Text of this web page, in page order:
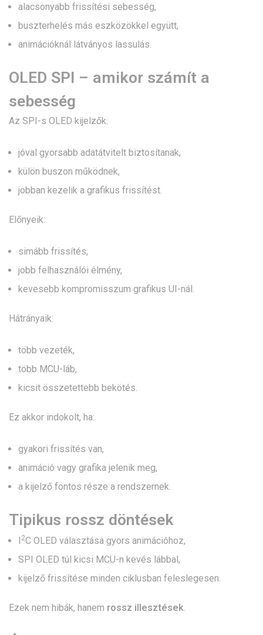
alacsonyabb frissítési sebesség,
buszterhelés más eszközökkel együtt,
animációknál látványos lassulás.
OLED SPI – amikor számít a
sebesség
Az SPI-s OLED kijelzők:
jóval gyorsabb adatátvitelt biztosítanak,
külön buszon működnek,
jobban kezelik a grafikus frissítést.
Előnyeik:
simább frissítés,
jobb felhasználói élmény,
kevesebb kompromisszum grafikus UI-nál.
Hátrányaik:
több vezeték,
több MCU-láb,
kicsit összetettebb bekötés.
Ez akkor indokolt, ha:
gyakori frissítés van,
animáció vagy grafika jelenik meg,
a kijelző fontos része a rendszernek.
Tipikus rossz döntések
I 2C OLED választása gyors animációhoz,
SPI OLED túl kicsi MCU-n kevés lábbal,
kijelző frissítése minden ciklusban feleslegesen.
Ezek nem hibák, hanem rossz illesztések.